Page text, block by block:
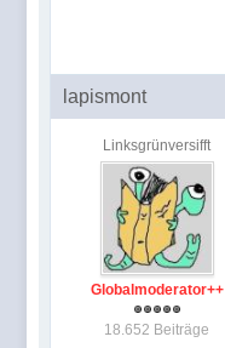
lapismont
Linksgrünversifft
Globalmoderator++
18.652 Beiträge